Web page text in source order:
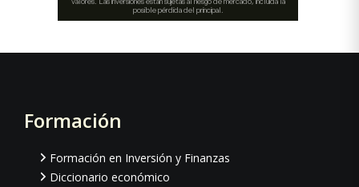
Footer
Formación
Formación en Inversión y Finanzas
Diccionario económico